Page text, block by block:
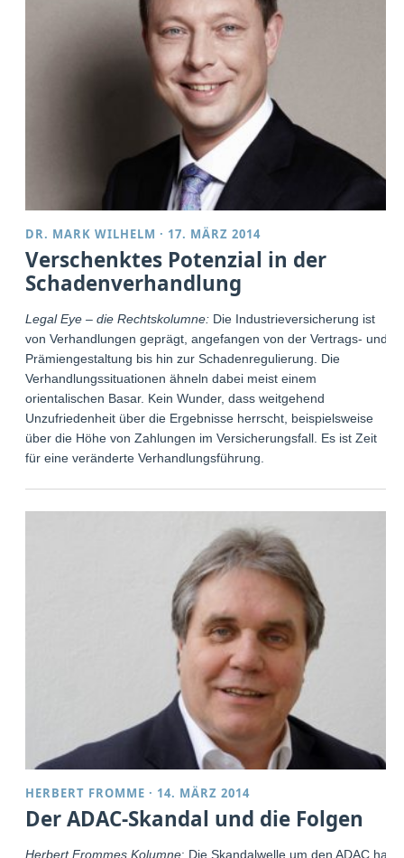
DR. MARK WILHELM · 17. MÄRZ 2014
Verschenktes Potenzial in der
Schadenverhandlung
Legal Eye – die Rechtskolumne: Die Industrieversicherung ist
von Verhandlungen geprägt, angefangen von der Vertrags- und
Prämiengestaltung bis hin zur Schadenregulierung. Die
Verhandlungssituationen ähneln dabei meist einem
orientalischen Basar. Kein Wunder, dass weitgehend
Unzufriedenheit über die Ergebnisse herrscht, beispielsweise
über die Höhe von Zahlungen im Versicherungsfall. Es ist Zeit
für eine veränderte Verhandlungsführung.
HERBERT FROMME · 14. MÄRZ 2014
Der ADAC-Skandal und die Folgen
Herbert Frommes Kolumne: Die Skandalwelle um den ADAC hat